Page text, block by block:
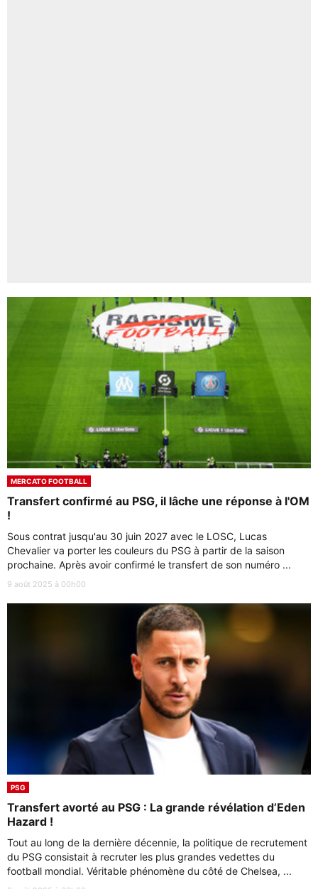
MERCATO FOOTBALL
Transfert confirmé au PSG, il lâche une réponse à l'OM
!
Sous contrat jusqu'au 30 juin 2027 avec le LOSC, Lucas
Chevalier va porter les couleurs du PSG à partir de la saison
prochaine. Après avoir confirmé le transfert de son numéro ...
9 août 2025 à 00h00
PSG
Transfert avorté au PSG : La grande révélation d’Eden
Hazard !
Tout au long de la dernière décennie, la politique de recrutement
du PSG consistait à recruter les plus grandes vedettes du
football mondial. Véritable phénomène du côté de Chelsea, ...